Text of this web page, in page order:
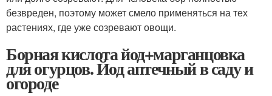
безвреден, поэтому может смело применяться на тех
растениях, где уже созревают овощи.
Борная кислота йод+марганцовка
для огурцов. Йод аптечный в саду и
огороде